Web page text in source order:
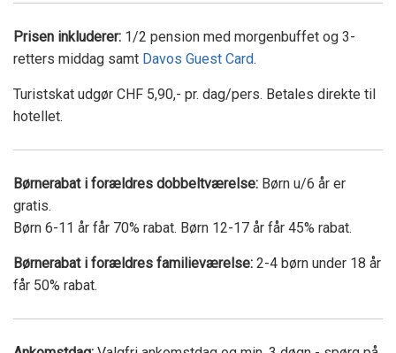
Prisen inkluderer: 1/2 pension med morgenbuffet og 3-
retters middag samt Davos Guest Card.
Turistskat udgør CHF 5,90,- pr. dag/pers. Betales direkte til
hotellet.
Børnerabat i forældres dobbeltværelse: Børn u/6 år er
gratis.
Børn 6-11 år får 70% rabat. Børn 12-17 år får 45% rabat.
Børnerabat i forældres familieværelse: 2-4 børn under 18 år
får 50% rabat.